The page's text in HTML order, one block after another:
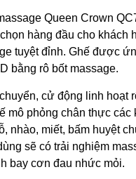
Queen Crown
hàng đầu cho khách
tuyệt đỉnh. Ghế được
bằng rô bốt massage.
cử động linh hoạt
mô phỏng chân thực các
nhào, miết, bấm huyệt
sẽ có trải nghiệm
bay cơn đau nhức mỏi.